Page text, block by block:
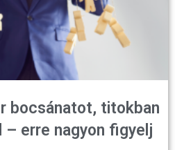
bocsánatot, titokban
– erre nagyon figyelj